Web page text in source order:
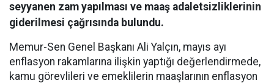
seyyanen zam yapılması ve maaş adaletsizliklerinin
giderilmesi çağrısında bulundu.
Memur-Sen Genel Başkanı Ali Yalçın, mayıs ayı
enflasyon rakamlarına ilişkin yaptığı değerlendirmede,
kamu görevlileri ve emeklilerin maaşlarının enflasyon